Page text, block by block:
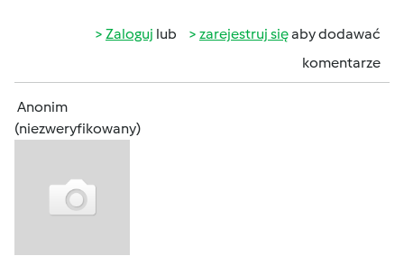
Zaloguj lub zarejestruj sięaby dodawać
komentarze
Anonim
(niezweryfikowany)